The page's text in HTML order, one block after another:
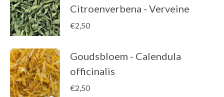
Citroenverbena - Verveine
€2,50
Goudsbloem - Calendula
officinalis
€2,50